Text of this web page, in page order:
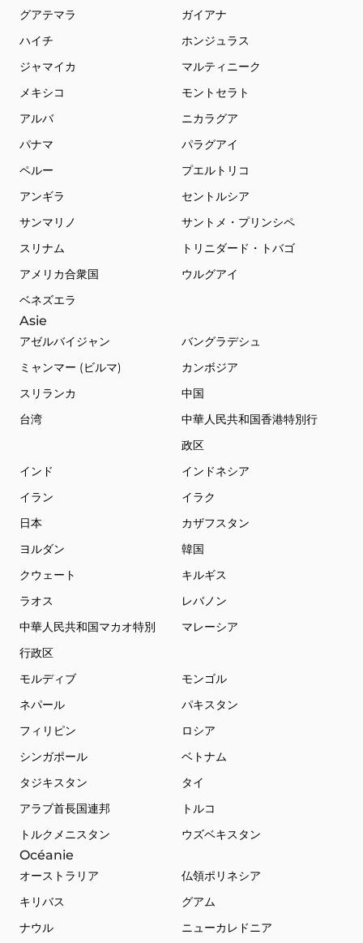
グアテマラ
ガイアナ
ハイチ
ホンジュラス
ジャマイカ
マルティニーク
メキシコ
モントセラト
アルバ
ニカラグア
パナマ
パラグアイ
ペルー
プエルトリコ
アンギラ
セントルシア
サンマリノ
サントメ・プリンシペ
スリナム
トリニダード・トバゴ
アメリカ合衆国
ウルグアイ
ベネズエラ
Asie
アゼルバイジャン
バングラデシュ
ミャンマー (ビルマ)
カンボジア
スリランカ
中国
台湾
中華人民共和国香港特別行
政区
インド
インドネシア
イラン
イラク
日本
カザフスタン
ヨルダン
韓国
クウェート
キルギス
ラオス
レバノン
中華人民共和国マカオ特別
行政区
マレーシア
モルディブ
モンゴル
ネパール
パキスタン
フィリピン
ロシア
シンガポール
ベトナム
タジキスタン
タイ
アラブ首長国連邦
トルコ
トルクメニスタン
ウズベキスタン
Océanie
オーストラリア
仏領ポリネシア
キリバス
グアム
ナウル
ニューカレドニア